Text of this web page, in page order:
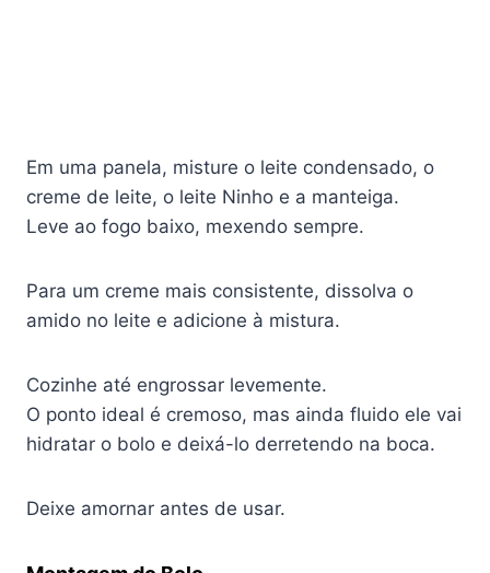
Em uma panela, misture o leite condensado, o
creme de leite, o leite Ninho e a manteiga.
Leve ao fogo baixo, mexendo sempre.
Para um creme mais consistente, dissolva o
amido no leite e adicione à mistura.
Cozinhe até engrossar levemente.
O ponto ideal é cremoso, mas ainda fluido ele vai
hidratar o bolo e deixá-lo derretendo na boca.
Deixe amornar antes de usar.